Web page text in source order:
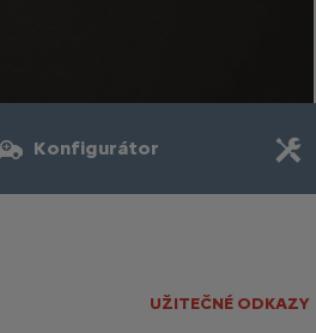
Konfigurátor
UŽITEČNÉ ODKAZY